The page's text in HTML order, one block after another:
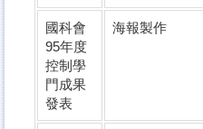
國科會
95年度
控制學
門成果
發表
海報製作